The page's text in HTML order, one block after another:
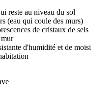
reste au niveau du sol
(eau qui coule des murs)
de cristaux de sels
d'humidité et de moisi